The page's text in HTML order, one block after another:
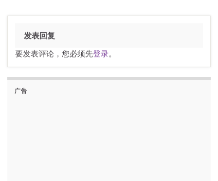
发表回复
要发表评论，您必须先登录。
广告